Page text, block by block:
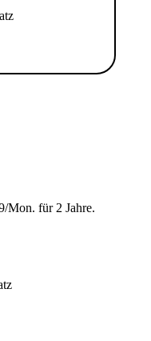
Mon. für 2 Jahre.